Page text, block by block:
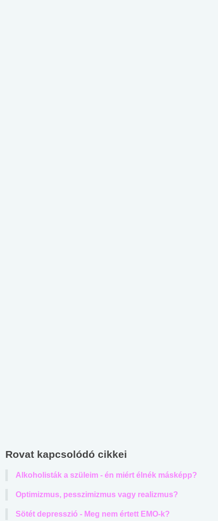
Rovat kapcsolódó cikkei
Alkoholisták a szüleim - én miért élnék másképp?
Optimizmus, pesszimizmus vagy realizmus?
Sötét depresszió - Meg nem értett EMO-k?